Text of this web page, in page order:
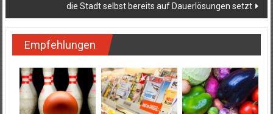
die Stadt selbst bereits auf Dauerlösungen setzt
Empfehlungen